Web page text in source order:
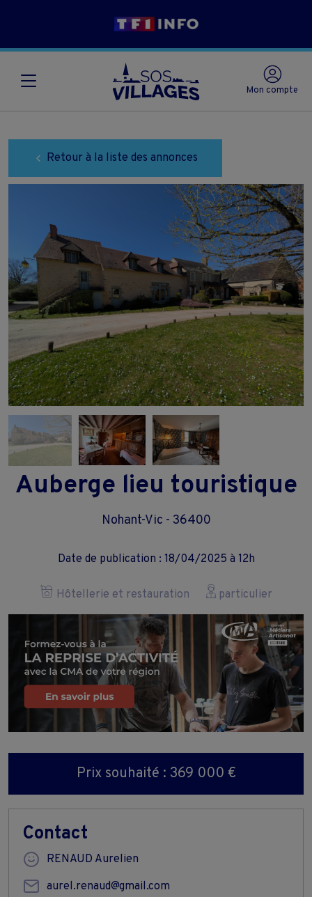
Mon compte
Retour à la liste des annonces
Auberge lieu touristique
Nohant-Vic - 36400
Date de publication : 18/04/2025 à 12h
Hôtellerie et restauration particulier
Prix souhaité : 369 000 €
Contact
RENAUD Aurelien
aurel.renaud@gmail.com